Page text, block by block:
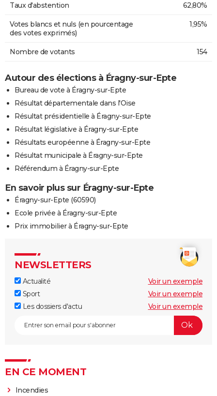
Taux d'abstention 62,80%
Votes blancs et nuls (en pourcentage
des votes exprimés)
1,95%
Nombre de votants 154
Autour des élections à Éragny-sur-Epte
Bureau de vote à Éragny-sur-Epte
Résultat départementale dans l'Oise
Résultat présidentielle à Éragny-sur-Epte
Résultat législative à Éragny-sur-Epte
Résultats européenne à Éragny-sur-Epte
Résultat municipale à Éragny-sur-Epte
Référendum à Éragny-sur-Epte
En savoir plus sur Éragny-sur-Epte
Éragny-sur-Epte (60590)
Ecole privée à Éragny-sur-Epte
Prix immobilier à Éragny-sur-Epte
NEWSLETTERS
Actualité
Voir un exemple
Sport
Voir un exemple
Les dossiers d'actu
Voir un exemple
EN CE MOMENT
Incendies